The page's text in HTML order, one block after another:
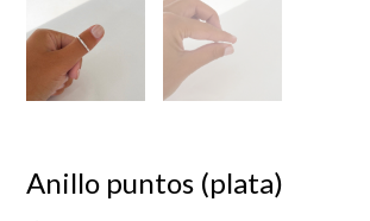
Anillo puntos (plata)